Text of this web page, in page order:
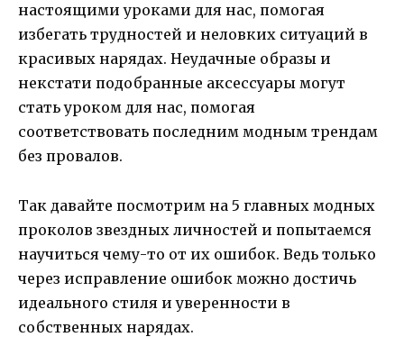
настоящими уроками для нас, помогая
избегать трудностей и неловких ситуаций в
красивых нарядах. Неудачные образы и
некстати подобранные аксессуары могут
стать уроком для нас, помогая
соответствовать последним модным трендам
без провалов.
Так давайте посмотрим на 5 главных модных
проколов звездных личностей и попытаемся
научиться чему-то от их ошибок. Ведь только
через исправление ошибок можно достичь
идеального стиля и уверенности в
собственных нарядах.